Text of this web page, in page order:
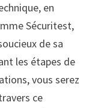
en
Sécuritest,
de sa
les étapes de
vous serez
ce